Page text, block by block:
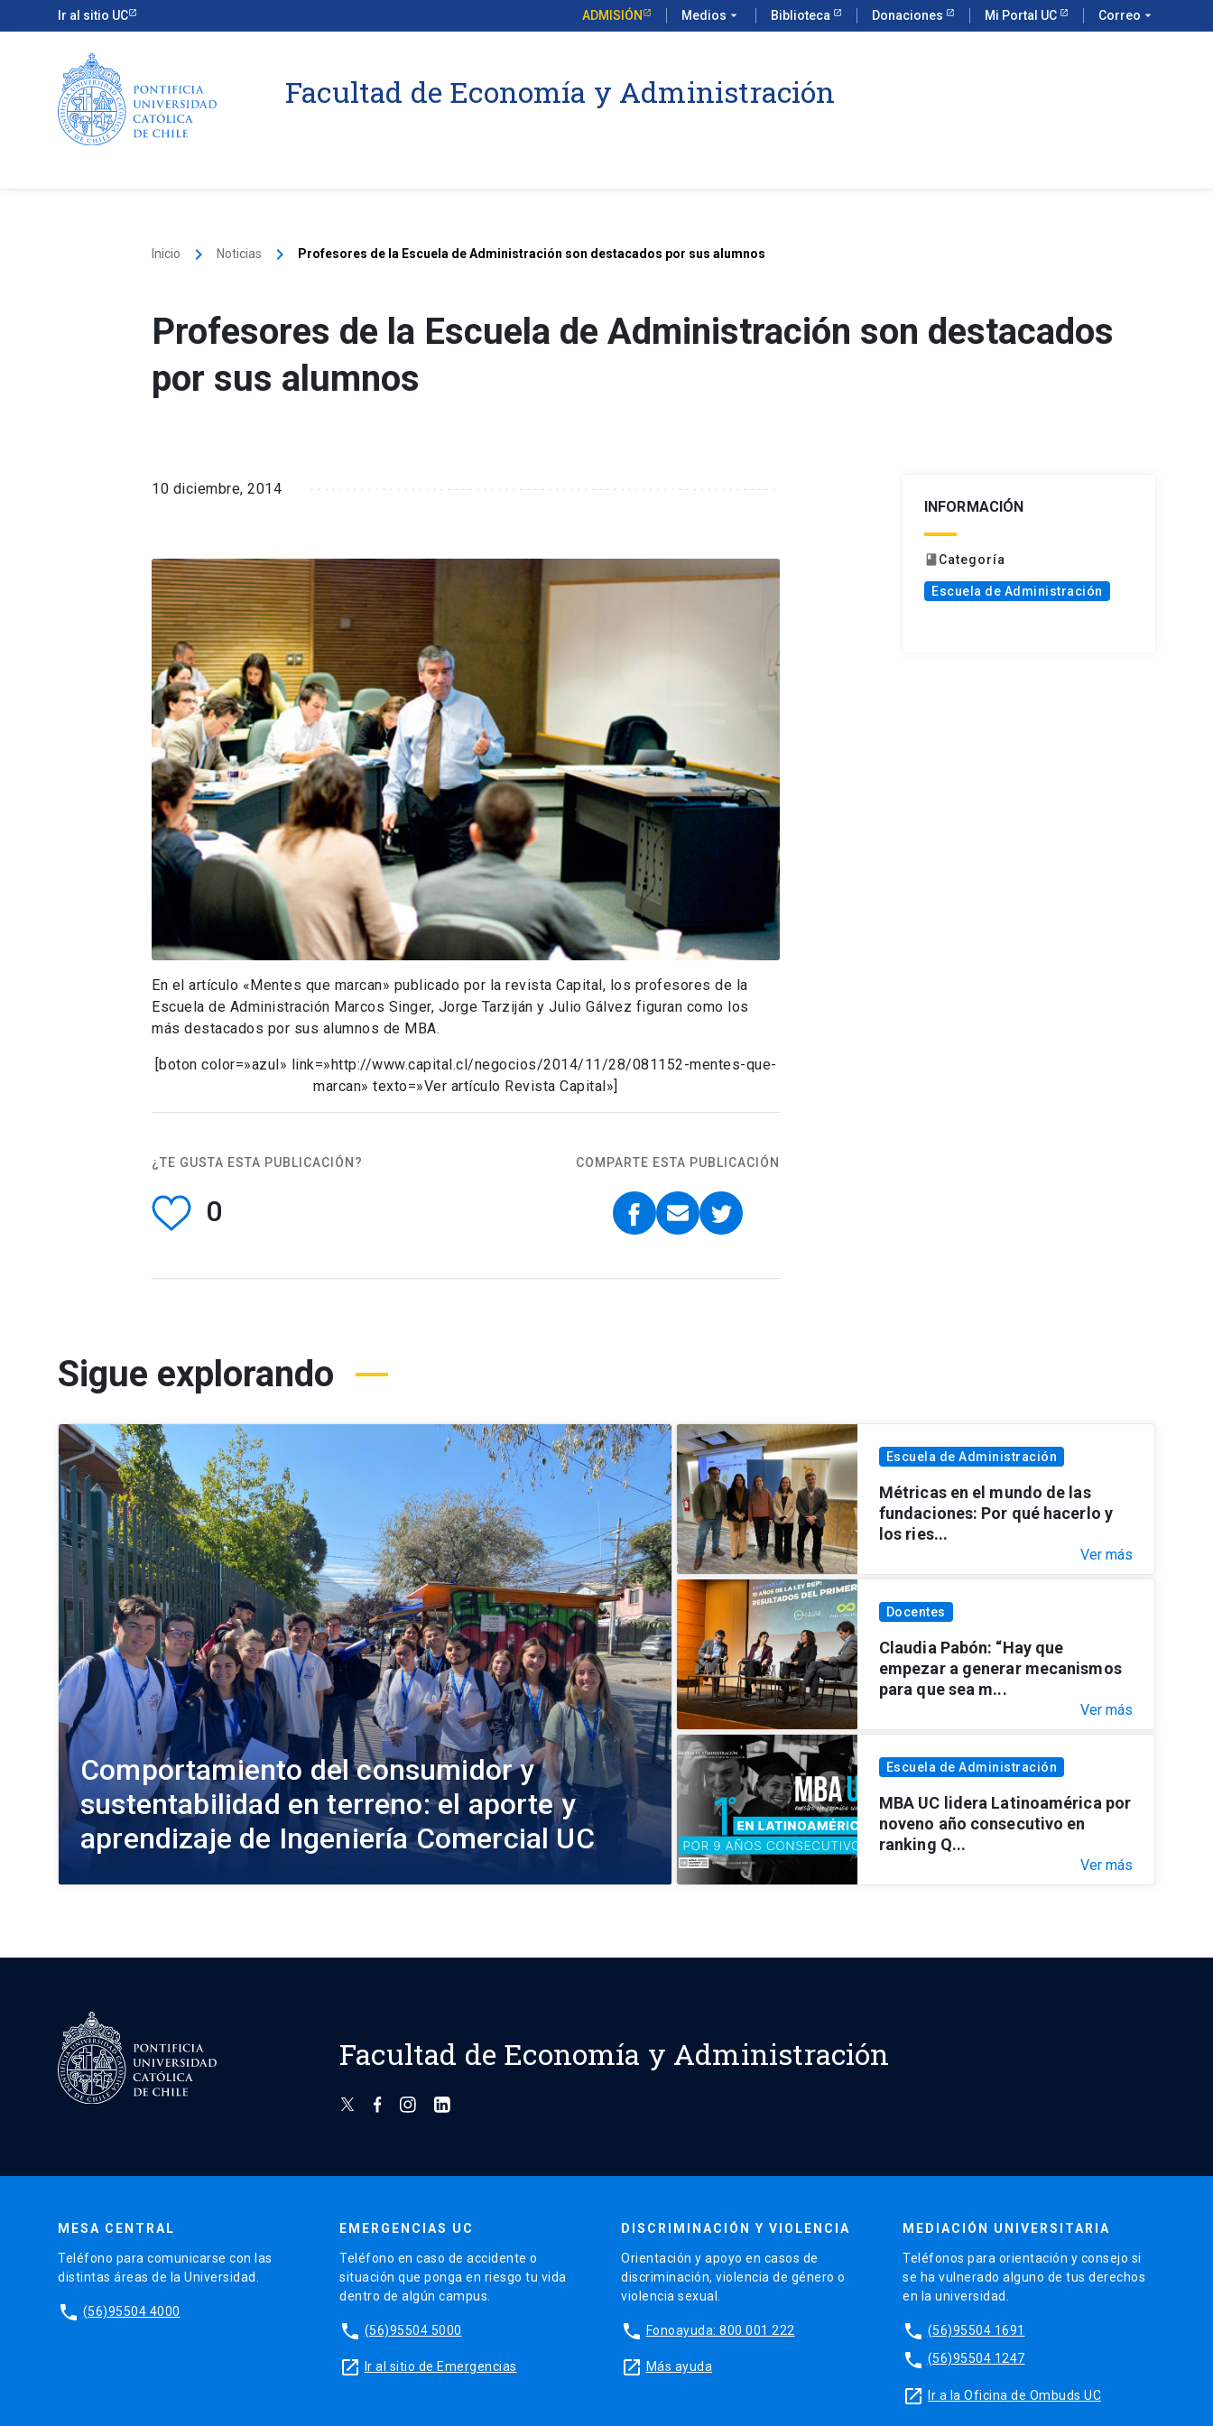
Ir al sitio UC ADMISIÓN Medios arrow_drop_down Biblioteca Donaciones Mi Portal UC Correo arrow_drop_down
Facultad de Economía y Administración
Inicio keyboard_arrow_right Noticias keyboard_arrow_right Profesores de la Escuela de Administración son destacados por sus alumnos
Profesores de la Escuela de Administración son destacados
por sus alumnos
10 diciembre, 2014
En el artículo «Mentes que marcan» publicado por la revista Capital, los profesores de la
Escuela de Administración Marcos Singer, Jorge Tarziján y Julio Gálvez figuran como los
más destacados por sus alumnos de MBA.
[boton color=»azul» link=»http://www.capital.cl/negocios/2014/11/28/081152-mentes-que-
marcan» texto=»Ver artículo Revista Capital»]
¿TE GUSTA ESTA PUBLICACIÓN?
0
COMPARTE ESTA PUBLICACIÓN
INFORMACIÓN
book Categoría
Escuela de Administración
Sigue explorando
Comportamiento del consumidor y
sustentabilidad en terreno: el aporte y
aprendizaje de Ingeniería Comercial UC
Escuela de Administración
Métricas en el mundo de las
fundaciones: Por qué hacerlo y
los ries...
Ver más
Docentes
Claudia Pabón: “Hay que
empezar a generar mecanismos
para que sea m...
Ver más
Escuela de Administración
MBA UC lidera Latinoamérica por
noveno año consecutivo en
ranking Q...
Ver más
Facultad de Economía y Administración
MESA CENTRAL
Teléfono para comunicarse con las
distintas áreas de la Universidad.
phone (56)95504 4000
EMERGENCIAS UC
Teléfono en caso de accidente o
situación que ponga en riesgo tu vida
dentro de algún campus.
phone (56)95504 5000
launch Ir al sitio de Emergencias
DISCRIMINACIÓN Y VIOLENCIA
Orientación y apoyo en casos de
discriminación, violencia de género o
violencia sexual.
phone Fonoayuda: 800 001 222
launch Más ayuda
MEDIACIÓN UNIVERSITARIA
Teléfonos para orientación y consejo si
se ha vulnerado alguno de tus derechos
en la universidad.
phone (56)95504 1691
phone (56)95504 1247
launch Ir a la Oficina de Ombuds UC